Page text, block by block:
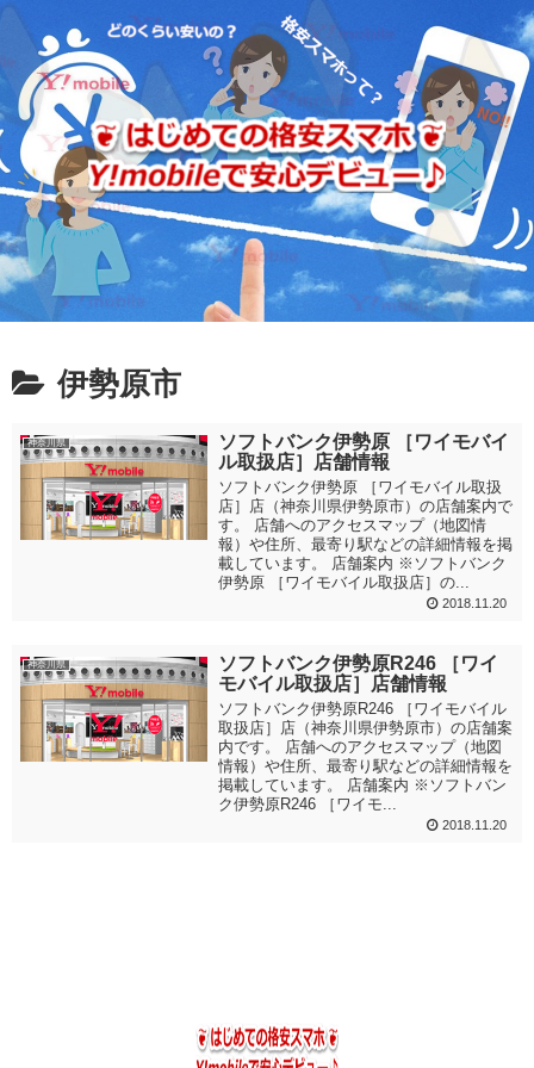
伊勢原市
神奈川県
ソフトバンク伊勢原 ［ワイモバイ
ル取扱店］店舗情報
ソフトバンク伊勢原 ［ワイモバイル取扱
店］店（神奈川県伊勢原市）の店舗案内で
す。 店舗へのアクセスマップ（地図情
報）や住所、最寄り駅などの詳細情報を掲
載しています。 店舗案内 ※ソフトバンク
伊勢原 ［ワイモバイル取扱店］の...
2018.11.20
神奈川県
ソフトバンク伊勢原R246 ［ワイ
モバイル取扱店］店舗情報
ソフトバンク伊勢原R246 ［ワイモバイル
取扱店］店（神奈川県伊勢原市）の店舗案
内です。 店舗へのアクセスマップ（地図
情報）や住所、最寄り駅などの詳細情報を
掲載しています。 店舗案内 ※ソフトバン
ク伊勢原R246 ［ワイモ...
2018.11.20